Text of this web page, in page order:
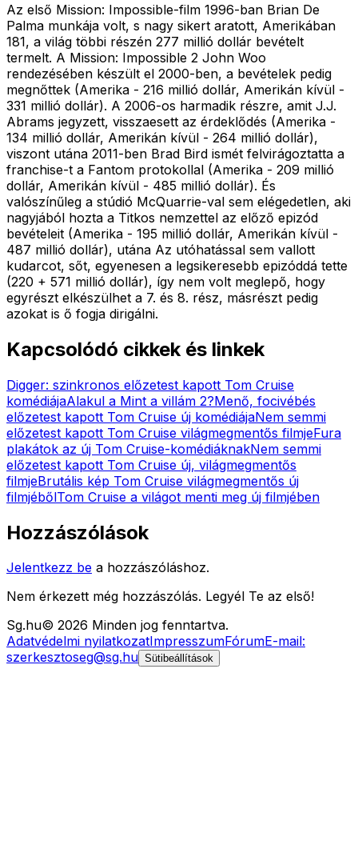
Az első Mission: Impossible-film 1996-ban Brian De
Palma munkája volt, s nagy sikert aratott, Amerikában
181, a világ többi részén 277 millió dollár bevételt
termelt. A Mission: Impossible 2 John Woo
rendezésében készült el 2000-ben, a bevételek pedig
megnőttek (Amerika - 216 millió dollár, Amerikán kívül -
331 millió dollár). A 2006-os harmadik részre, amit J.J.
Abrams jegyzett, visszaesett az érdeklődés (Amerika -
134 millió dollár, Amerikán kívül - 264 millió dollár),
viszont utána 2011-ben Brad Bird ismét felvirágoztatta a
franchise-t a Fantom protokollal (Amerika - 209 millió
dollár, Amerikán kívül - 485 millió dollár). És
valószínűleg a stúdió McQuarrie-val sem elégedetlen, aki
nagyjából hozta a Titkos nemzettel az előző epizód
bevételeit (Amerika - 195 millió dollár, Amerikán kívül -
487 millió dollár), utána Az utóhatással sem vallott
kudarcot, sőt, egyenesen a legsikeresebb epizóddá tette
(220 + 571 millió dollár), így nem volt meglepő, hogy
egyrészt elkészülhet a 7. és 8. rész, másrészt pedig
azokat is ő fogja dirigálni.
Kapcsolódó cikkek és linkek
Digger: szinkronos előzetest kapott Tom Cruise
komédiájaAlakul a Mint a villám 2?Menő, focivébés
előzetest kapott Tom Cruise új komédiájaNem semmi
előzetest kapott Tom Cruise világmegmentős filmjeFura
plakátok az új Tom Cruise-komédiáknakNem semmi
előzetest kapott Tom Cruise új, világmegmentős
filmjeBrutális kép Tom Cruise világmegmentős új
filmjébőlTom Cruise a világot menti meg új filmjében
Hozzászólások
Jelentkezz be a hozzászóláshoz.
Nem érkezett még hozzászólás. Legyél Te az első!
Sg.hu© 2026 Minden jog fenntartva.
Adatvédelmi nyilatkozatImpresszumFórumE-mail:
szerkesztoseg@sg.hu Sütibeállítások